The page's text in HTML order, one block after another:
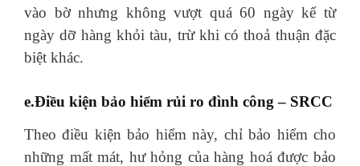
vào bờ nhưng không vượt quá 60 ngày kể từ
ngày dỡ hàng khỏi tàu, trừ khi có thoả thuận đặc
biệt khác.
e.Điều kiện bảo hiểm rủi ro đình công – SRCC
Theo điều kiện bảo hiểm này, chỉ bảo hiểm cho
những mất mát, hư hỏng của hàng hoá được bảo